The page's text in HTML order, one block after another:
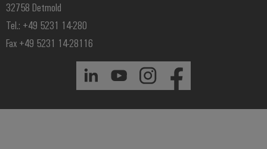
32758 Detmold
Tel.: +49 5231 14-280
Fax +49 5231 14-28116